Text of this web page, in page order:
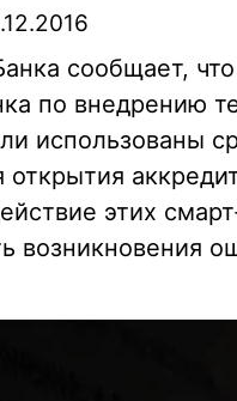
сообщает,
по внедрению
использованы
этих
возникновения